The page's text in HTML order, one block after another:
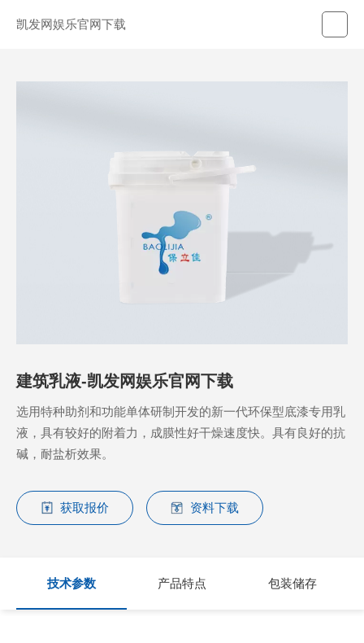
凯发网娱乐官网下载
建筑乳液-凯发网娱乐官网下载
选用特种助剂和功能单体研制开发的新一代环保型底漆专用乳
液，具有较好的附着力，成膜性好干燥速度快。具有良好的抗
碱，耐盐析效果。
获取报价 资料下载
技术参数 产品特点 包装储存